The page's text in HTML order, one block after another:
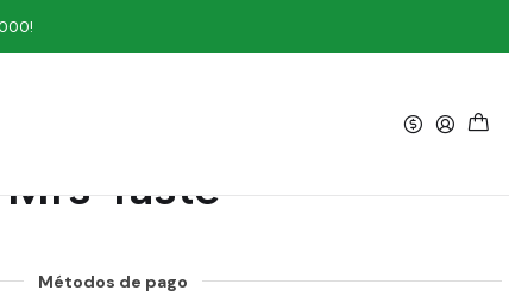
'Wich Fresa 50 grs
Mrs Taste
Métodos de pago